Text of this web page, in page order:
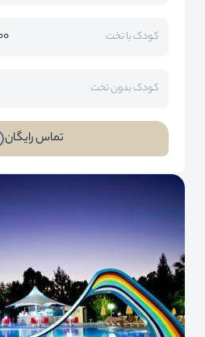
کودک با تخت
کودک بدون تخت
تماس رایگان